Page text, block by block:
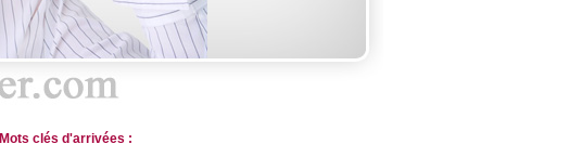
Mots clés d'arrivées :